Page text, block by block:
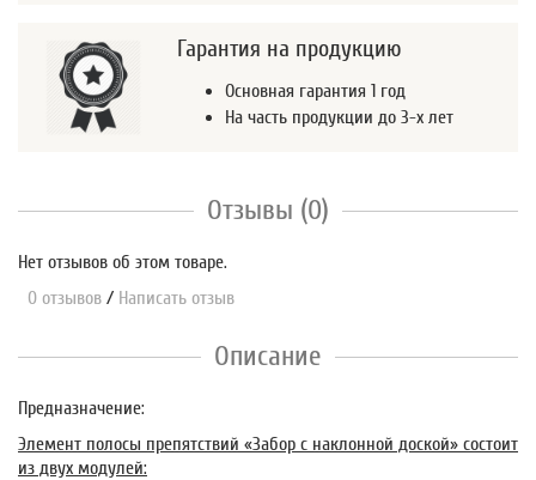
Гарантия на продукцию
Основная гарантия 1 год
На часть продукции до 3-х лет
Отзывы (0)
Нет отзывов об этом товаре.
0 отзывов / Написать отзыв
Описание
Предназначение:
Элемент полосы препятствий «Забор с наклонной доской» состоит
из двух модулей: